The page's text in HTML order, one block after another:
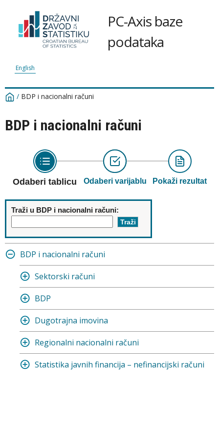
PC-Axis baze
podataka
English
/ BDP i nacionalni računi
BDP i nacionalni računi
Odaberi tablicu Odaberi varijablu Pokaži rezultat
Traži u BDP i nacionalni računi:
BDP i nacionalni računi
Sektorski računi
BDP
Dugotrajna imovina
Regionalni nacionalni računi
Statistika javnih financija – nefinancijski računi